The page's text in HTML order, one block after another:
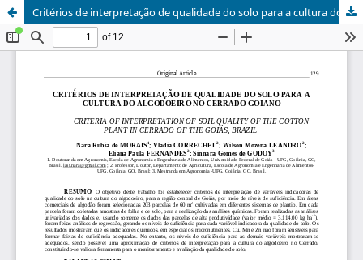
Critérios de interpretação de qualidade do solo para a cultura do algodoeiro no cerrado goiano